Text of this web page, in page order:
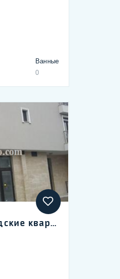
Ванные
0
Последние две городские квартиры на первой линии у моря в Сарафово, город Бургас